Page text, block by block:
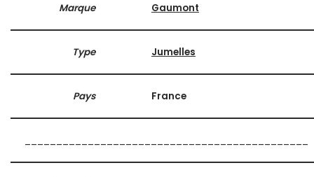
Marque Gaumont
Type Jumelles
Pays France